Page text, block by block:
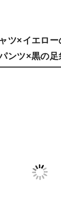
ツ×イエロ
ンツ×黒の足